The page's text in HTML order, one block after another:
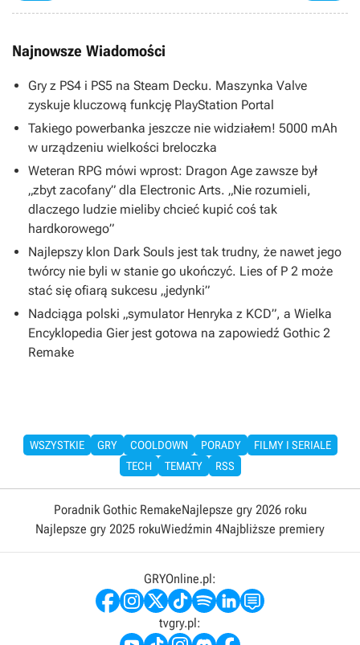
Najnowsze Wiadomości
Gry z PS4 i PS5 na Steam Decku. Maszynka Valve
zyskuje kluczową funkcję PlayStation Portal
Takiego powerbanka jeszcze nie widziałem! 5000 mAh
w urządzeniu wielkości breloczka
Weteran RPG mówi wprost: Dragon Age zawsze był
„zbyt zacofany” dla Electronic Arts. „Nie rozumieli,
dlaczego ludzie mieliby chcieć kupić coś tak
hardkorowego”
Najlepszy klon Dark Souls jest tak trudny, że nawet jego
twórcy nie byli w stanie go ukończyć. Lies of P 2 może
stać się ofiarą sukcesu „jedynki”
Nadciąga polski „symulator Henryka z KCD”, a Wielka
Encyklopedia Gier jest gotowa na zapowiedź Gothic 2
Remake
WSZYSTKIE GRY COOLDOWN PORADY
FILMY I SERIALE
TECH
TEMATY RSS
Poradnik Gothic RemakeNajlepsze gry 2026 roku
Najlepsze gry 2025 rokuWiedźmin 4Najbliższe premiery
GRYOnline.pl:
tvgry.pl: